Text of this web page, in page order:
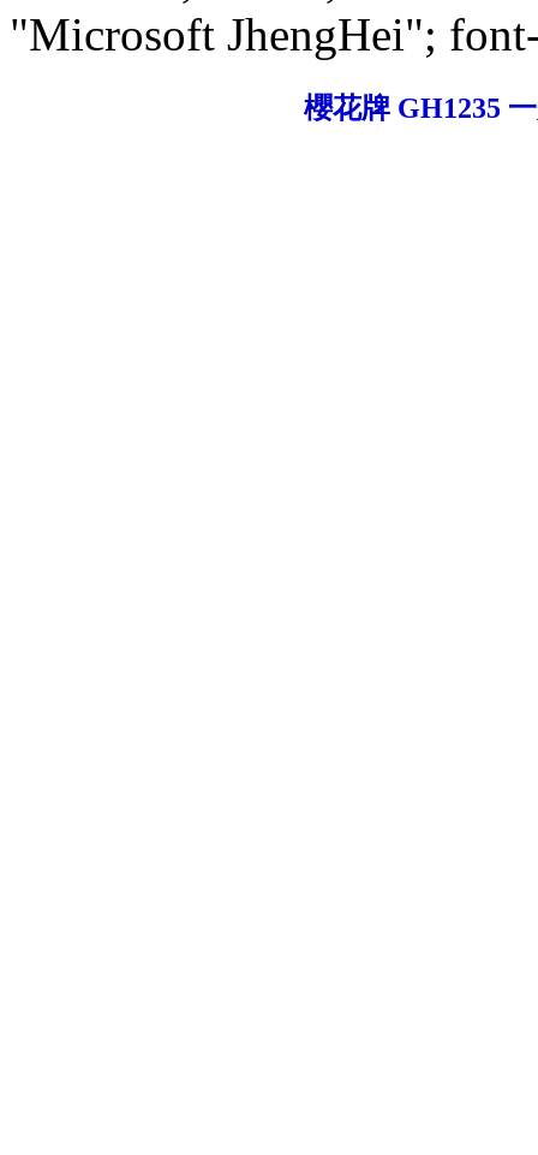
"Microsoft JhengHei";
櫻花牌 GH1235